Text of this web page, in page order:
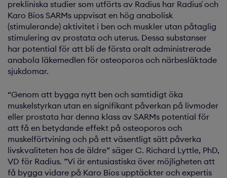
prekliniska studier som utförts av Radius har Radius´ och
Karo Bios SARMs uppvisat en hög anabolisk
(stimulerande) aktivitet i ben och muskler utan påtaglig
stimulering av prostata och uterus. Dessa substanser
har potential för att bli de första oralt administrerade
anabola läkemedlen för osteoporos och närbesläktade
sjukdomar.
“Genom att bygga nytt ben och samtidigt öka
muskelstyrkan utan en signifikant påverkan på livmoder
eller prostata har denna klass av SARMs potential för
att få en betydande effekt på osteoporos och
muskelförtvining och på ett väsentligt sätt påverka
livskvaliteten hos de äldre” säger C. Richard Lyttle, PhD,
VD för Radius. ”Vi är entusiastiska över möjligheten att
få bygga vidare på Karo Bios upptäckter och expertis